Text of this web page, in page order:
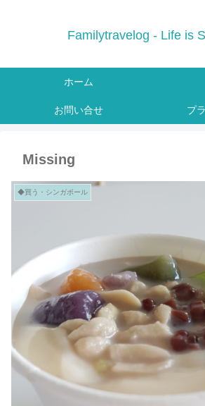
Familytravelog - Life is
ホーム
お問い合せ プ
Missing
◆買う・シンガポール